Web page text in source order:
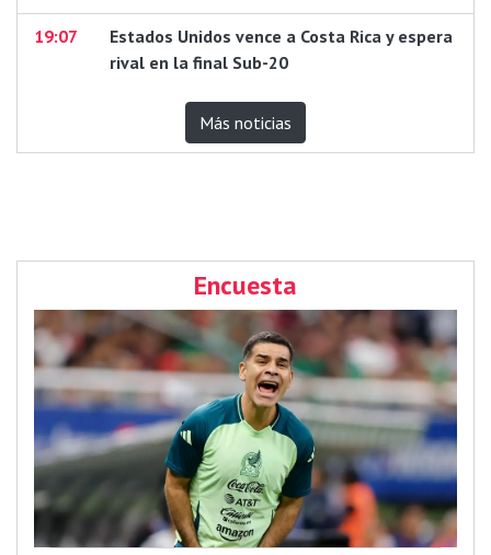
19:07
Estados Unidos vence a Costa Rica y espera
rival en la final Sub-20
Más noticias
Encuesta